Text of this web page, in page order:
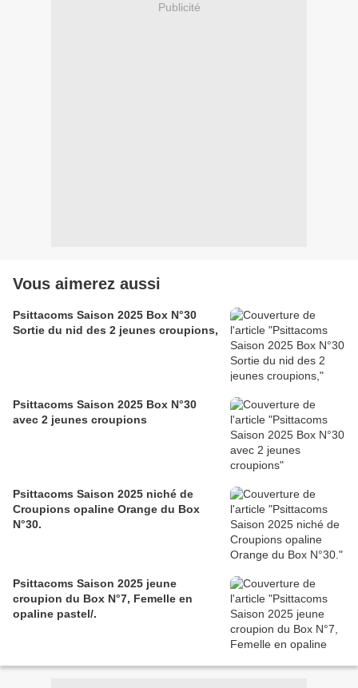
Publicité
Vous aimerez aussi
Psittacoms Saison 2025 Box N°30
Sortie du nid des 2 jeunes croupions,
Psittacoms Saison 2025 Box N°30
avec 2 jeunes croupions
Psittacoms Saison 2025 niché de
Croupions opaline Orange du Box
N°30.
Psittacoms Saison 2025 jeune
croupion du Box N°7, Femelle en
opaline pastel/.